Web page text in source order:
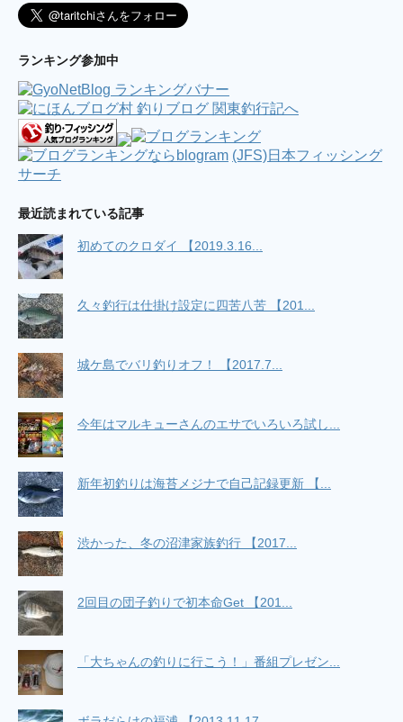
連日！？横浜港湾部バチ調査 / ☆逆風は振り返
れば追い風になる☆
(5/2 05:03)
(4/16 23:19)
”2017.01.29房総ボートエギング” / 釣り中毒を
脱出するブログ (2/1 11:12)
両軸カゴ釣り始めました。 / 海と風と嫁の機嫌
(10/18 03:49)
ブログ休止のお知らせ＆お礼 / 今宵も酒の肴を
もとめて (6/2 13:40)
雨でも釣りに行く。フィネスシーバス /
ここ最近の釣活 / ただひたすら竿をふる
07:24)
4/19 西湘ショアジギング / リーマンSEの釣れ
ない釣りブログ (4/24 15:08)
12/23洲崎カワハギ（船） / らくらくバイク釣
り！（旧：だいたい福浦にいます） (12/24 03:49)
Powered by livedoor 相互RSS
ランキング参加中
(JFS)日本フィッシング
サーチ
最近読まれている記事
初めてのクロダイ 【2019.3.16...
久々釣行は仕掛け設定に四苦八苦 【201...
城ケ島でバリ釣りオフ！ 【2017.7...
今年はマルキューさんのエサでいろいろ試し...
新年初釣りは海苔メジナで自己記録更新 【...
渋かった、冬の沼津家族釣行 【2017...
2回目の団子釣りで初本命Get 【201...
「大ちゃんの釣りに行こう！」番組プレゼン...